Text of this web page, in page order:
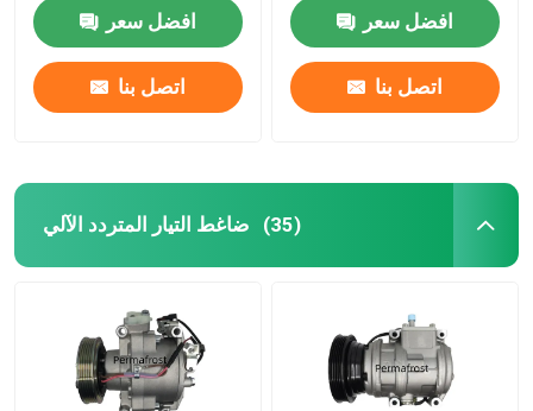
افضل سعر
اتصل بنا
افضل سعر
اتصل بنا
ضاغط التيار المتردد الآلي (35)